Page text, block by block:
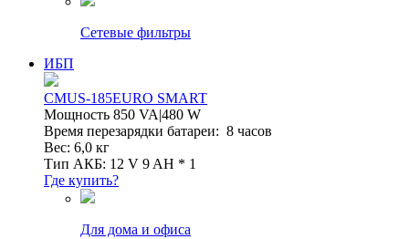
Сетевые фильтры
ИБП
CMUS-185EURO SMART
Мощность 850 VA|480 W
Время перезарядки батареи: 8 часов
Вес: 6,0 кг
Тип АКБ: 12 V 9 AH * 1
Где купить?
Для дома и офиса